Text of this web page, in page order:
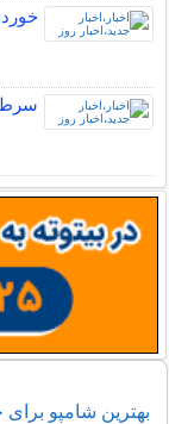
بهترین شامپو